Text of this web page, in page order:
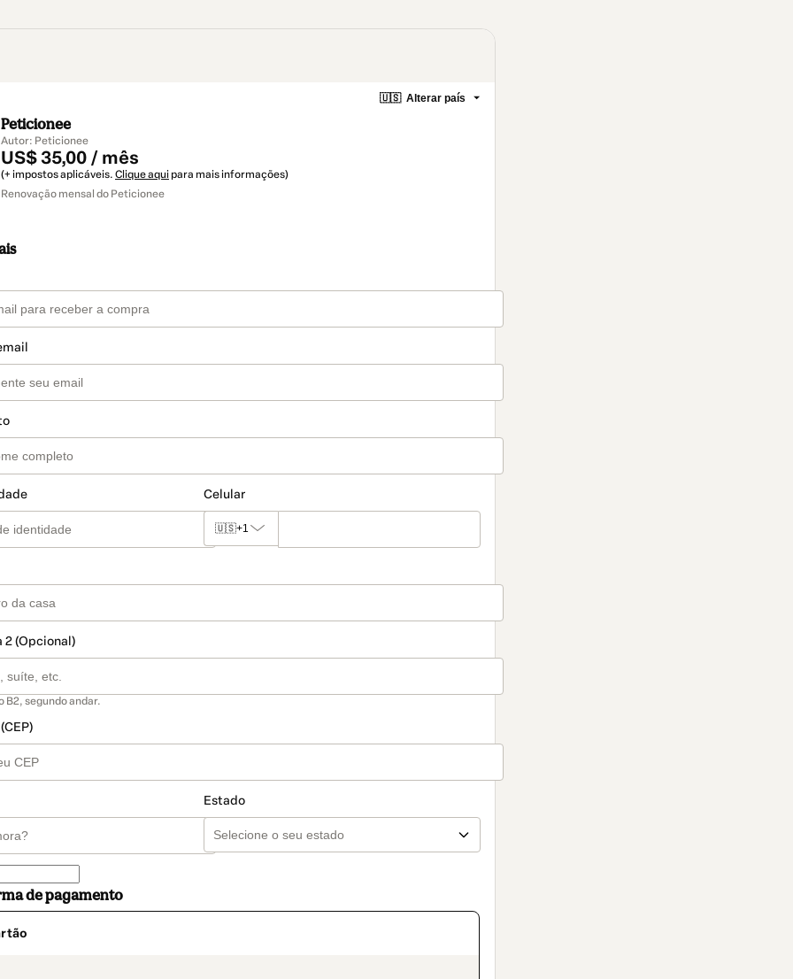
🇺🇸 Alterar país
Peticionee
Autor: Peticionee
US$ 35,00 / mês
(+ impostos aplicáveis. Clique aqui para mais informações)
Renovação mensal do Peticionee
Celular
🇺🇸+1
2 (Opcional)
B2, segundo andar.
Estado
de pagamento